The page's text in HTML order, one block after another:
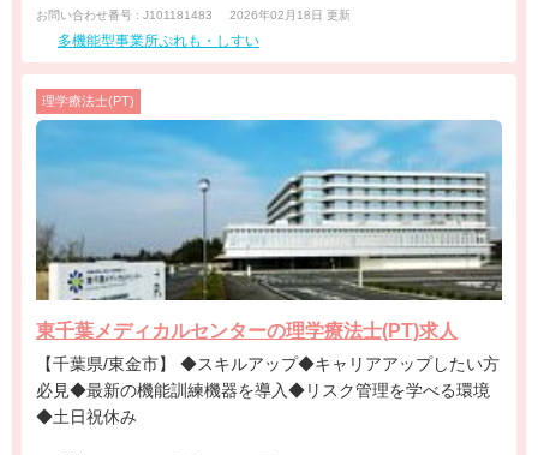
お問い合わせ番号 : J101181483 2026年02月18日 更新
多機能型事業所ぷれも・しすい
理学療法士(PT)
東千葉メディカルセンターの理学療法士(PT)求人
【千葉県/東金市】 ◆スキルアップ◆キャリアアップしたい方
必見◆最新の機能訓練機器を導入◆リスク管理を学べる環境
◆土日祝休み